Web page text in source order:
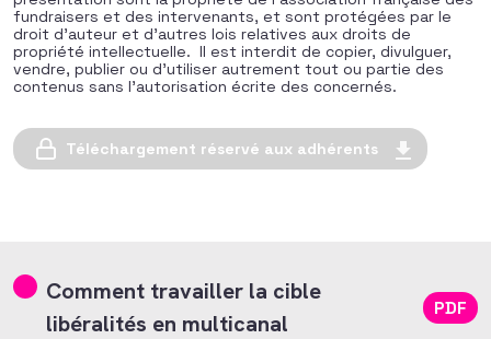
fundraisers et des intervenants, et sont protégées par le
droit d’auteur et d’autres lois relatives aux droits de
propriété intellectuelle. Il est interdit de copier, divulguer,
vendre, publier ou d’utiliser autrement tout ou partie des
contenus sans l’autorisation écrite des concernés.
Téléchargement réservé aux adhérents
Comment travailler la cible
libéralités en multicanal
PDF